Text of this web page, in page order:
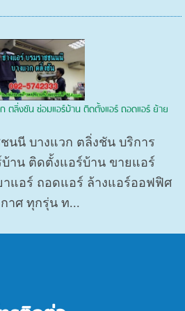
ตลิ่งชัน ซ่อมแอร์บ้าน ติดตั้งแอร์ ถอดแอร์ ย้าย
นนี บางแวก ตลิ่งชัน บริการ
าน ติดตั้งแอร์บ้าน ขายแอร์
าแอร์ ถอดแอร์ ล้างแอร์ออฟฟิศ
าศ ทุกรุ่น ท...